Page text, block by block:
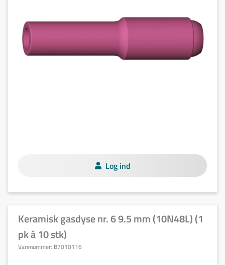
Log ind
Keramisk gasdyse nr. 6 9.5 mm (10N48L) (1
pk á 10 stk)
Varenummer: B7010116